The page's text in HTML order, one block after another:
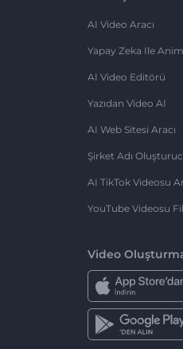
AI Video Aracı
Yapay Zeka Ile
AI Video Editörü
Yazıdan Video AI
AI Web Sitesi Aracı
Şirket Adı
AI TikTok Videosu
YouTube Videosu
Video